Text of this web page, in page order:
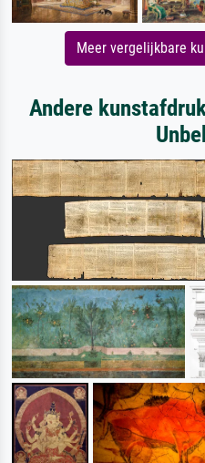
Meer vergelijkbare
Andere